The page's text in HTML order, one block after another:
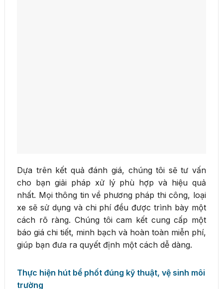
Dựa trên kết quả đánh giá, chúng tôi sẽ tư vấn
cho bạn giải pháp xử lý phù hợp và hiệu quả
nhất. Mọi thông tin về phương pháp thi công, loại
xe sẽ sử dụng và chi phí đều được trình bày một
cách rõ ràng. Chúng tôi cam kết cung cấp một
báo giá chi tiết, minh bạch và hoàn toàn miễn phí,
giúp bạn đưa ra quyết định một cách dễ dàng.
Thực hiện hút bể phốt đúng kỹ thuật, vệ sinh môi
trường